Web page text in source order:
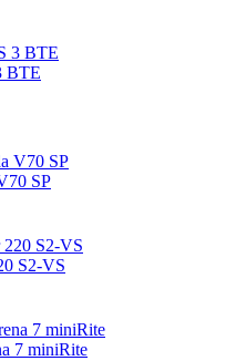
BTE
SP
S2-VS
7 miniRite